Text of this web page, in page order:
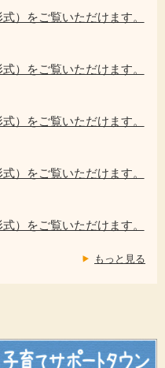
）をご覧いただけます。
）をご覧いただけます。
）をご覧いただけます。
）をご覧いただけます。
）をご覧いただけます。
もっと見る